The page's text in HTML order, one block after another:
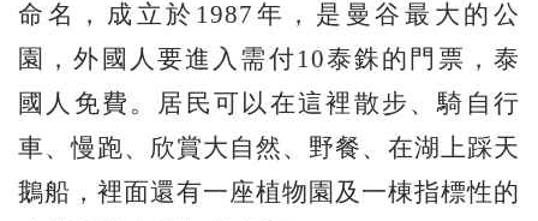
命名，成立於1987年，是曼谷最大的公
園，外國人要進入需付10泰銖的門票，泰
國人免費。居民可以在這裡散步、騎自行
車、慢跑、欣賞大自然、野餐、在湖上踩天
鵝船，裡面還有一座植物園及一棟指標性的